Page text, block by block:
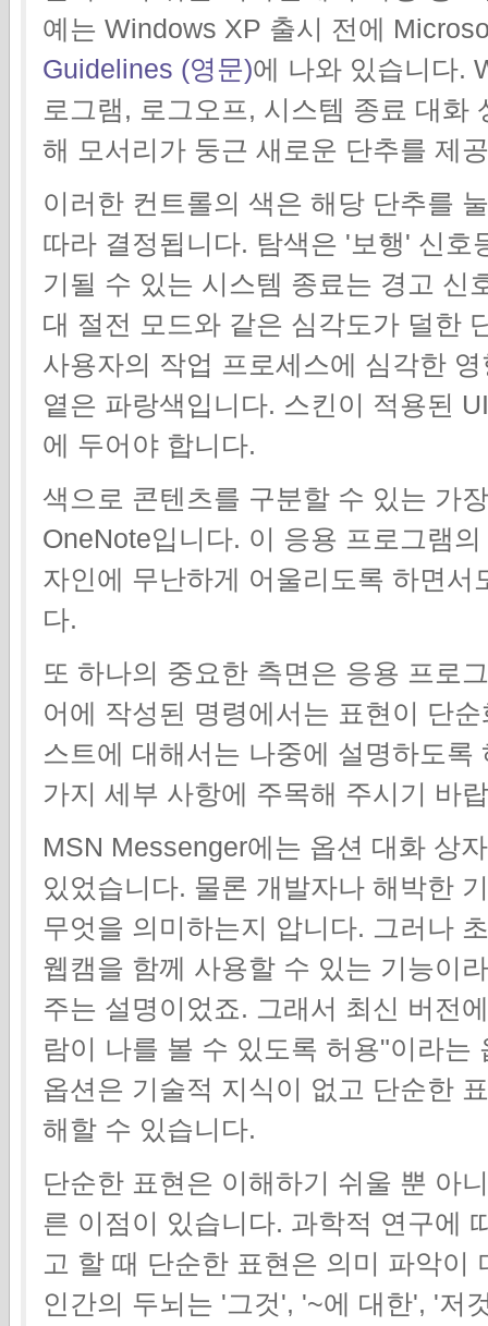
예는 Windows XP 출시 전에
Guidelines (영문)에 나와 있습니다.
로그램, 로그오프, 시스템 종료 대화
해 모서리가 둥근 새로운 단추를 제
이러한 컨트롤의 색은 해당 단추를
따라 결정됩니다. 탐색은 '보행' 신
기될 수 있는 시스템 종료는 경고 신
대 절전 모드와 같은 심각도가 덜한
사용자의 작업 프로세스에 심각한
옅은 파랑색입니다. 스킨이 적용된
에 두어야 합니다.
색으로 콘텐츠를 구분할 수 있는 가
OneNote입니다. 이 응용 프로그램
자인에 무난하게 어울리도록 하면
다.
또 하나의 중요한 측면은 응용 프로
어에 작성된 명령에서는 표현이 단
스트에 대해서는 나중에 설명하도
가지 세부 사항에 주목해 주시기 바
MSN Messenger에는 옵션 대화 상
있었습니다. 물론 개발자나 해박한
무엇을 의미하는지 압니다. 그러나
웹캠을 함께 사용할 수 있는 기능이
주는 설명이었죠. 그래서 최신 버전
람이 나를 볼 수 있도록 허용"이라
옵션은 기술적 지식이 없고 단순한
해할 수 있습니다.
단순한 표현은 이해하기 쉬울 뿐 아
른 이점이 있습니다. 과학적 연구에
고 할 때 단순한 표현은 의미 파악이
인간의 두뇌는 '그것', '~에 대한', '저